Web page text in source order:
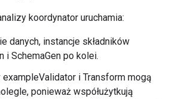
koordynator uruchamia:
danych, instancje składników
i SchemaGen po kolei.
exampleValidator i Transform mogą
ponieważ współużytkują